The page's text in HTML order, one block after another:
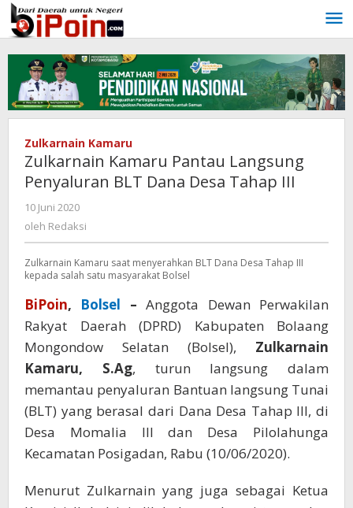
Lewati
ke
konten
Zulkarnain Kamaru
Zulkarnain Kamaru Pantau Langsung
Penyaluran BLT Dana Desa Tahap III
10 Juni 2020
oleh Redaksi
Zulkarnain Kamaru saat menyerahkan BLT Dana Desa Tahap III
kepada salah satu masyarakat Bolsel
BiPoin, Bolsel – Anggota Dewan Perwakilan
Rakyat Daerah (DPRD) Kabupaten Bolaang
Mongondow Selatan (Bolsel), Zulkarnain
Kamaru, S.Ag, turun langsung dalam
memantau penyaluran Bantuan langsung Tunai
(BLT) yang berasal dari Dana Desa Tahap III, di
Desa Momalia III dan Desa Pilolahunga
Kecamatan Posigadan, Rabu (10/06/2020).
Menurut Zulkarnain yang juga sebagai Ketua